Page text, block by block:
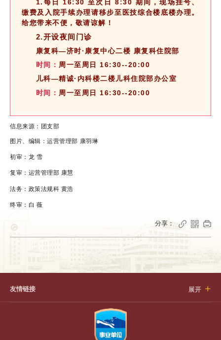
1.每日 16:30 至次日 8:30 期间，现场挂号、
缴费及入院手续办理请移步至医技综合楼底楼办理。
给您带来不便，敬请谅解！
2.开设夜间门诊
康复科—济时·康复中心二楼 康复科住院部
时间： 周一至周日 16:30--20:00
儿科—精诚·内科楼二楼儿科住院部办公室
时间： 周一至周日 16:30--20:00
信息来源：团支部
图片、编辑：运营管理部 康羽琳
初审：龙 雪
复审： 运营管理部 康慧
法务：政策法规科 黄浩
终审：白 薇
分享：   
友情链接 展开 